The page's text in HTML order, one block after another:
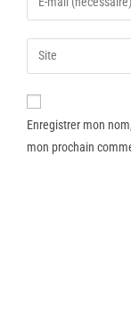
Enregistrer mon
mon prochain